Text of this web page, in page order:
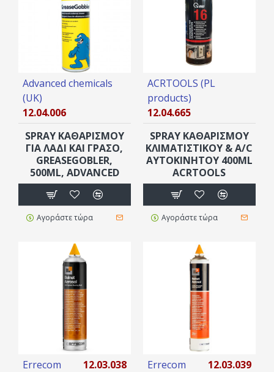
Advanced chemicals
(UK)
12.04.006
SPRAY ΚΑΘΑΡΙΣΜΟΎ
ΓΙΑ ΛΆΔΙ ΚΑΙ ΓΡΆΣΟ,
GREASEGOBLER,
500ML, ADVANCED
Αγοράστε τώρα
ACRTOOLS (PL
products)
12.04.665
SPRAY ΚΑΘΑΡΙΣΜΟΎ
ΚΛΙΜΑΤΙΣΤΙΚΟΎ & A/C
ΑΥΤΟΚΙΝΉΤΟΥ 400ML
ACRTOOLS
Αγοράστε τώρα
Errecom
12.03.038
Errecom
12.03.039